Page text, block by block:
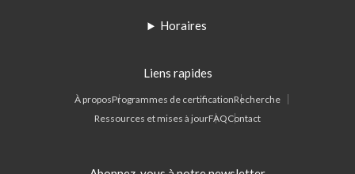
Horaires
Liens rapides
À proposProgrammes de certificationRecherche
Ressources et mises à jourFAQContact